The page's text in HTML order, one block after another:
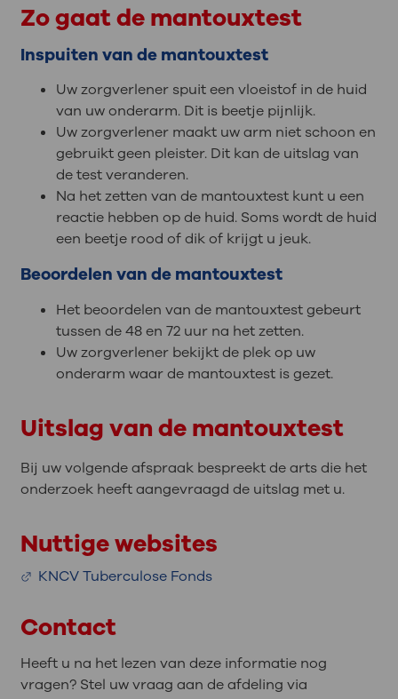
Zo gaat de mantouxtest
Inspuiten van de mantouxtest
Uw zorgverlener spuit een vloeistof in de huid
van uw onderarm. Dit is beetje pijnlijk.
Uw zorgverlener maakt uw arm niet schoon en
gebruikt geen pleister. Dit kan de uitslag van
de test veranderen.
Na het zetten van de mantouxtest kunt u een
reactie hebben op de huid. Soms wordt de huid
een beetje rood of dik of krijgt u jeuk.
Beoordelen van de mantouxtest
Het beoordelen van de mantouxtest gebeurt
tussen de 48 en 72 uur na het zetten.
Uw zorgverlener bekijkt de plek op uw
onderarm waar de mantouxtest is gezet.
Uitslag van de mantouxtest
Bij uw volgende afspraak bespreekt de arts die het
onderzoek heeft aangevraagd de uitslag met u.
Nuttige websites
KNCV Tuberculose Fonds
Contact
Heeft u na het lezen van deze informatie nog
vragen? Stel uw vraag aan de afdeling via